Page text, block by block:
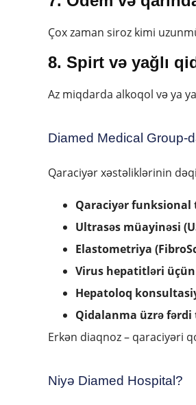
Çox zaman siroz kimi
8. Spirt və yağlı
Az miqdarda alkoqol və ya
Diamed Medical Group-
Qaraciyər xəstəliklərinin
Qaraciyər funksional
Ultrasəs müayinəsi
Elastometriya
Virus hepatitləri üçün
Hepatoloq
Qidalanma üzrə fərdi
Erkən diaqnoz – qaraciyəri
Niyə Diamed Hospital?